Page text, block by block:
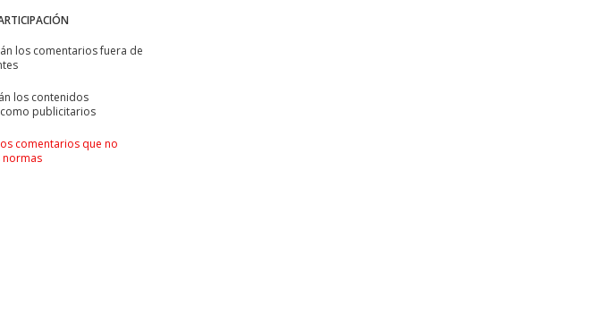
los comentarios fuera de
los contenidos
publicitarios
comentarios que no
normas